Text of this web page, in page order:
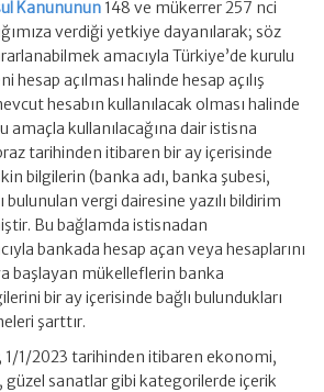
Kanununun 148 ve mükerrer 257 nci
verdiği yetkiye dayanılarak; söz
amacıyla Türkiye’de kurulu
hesap açılması halinde hesap açılış
hesabın kullanılacak olması halinde
amaçla kullanılacağına dair istisna
tarihinden itibaren bir ay içerisinde
bilgilerin (banka adı, banka şubesi,
bulunulan vergi dairesine yazılı bildirim
Bu bağlamda istisnadan
bankada hesap açan veya hesaplarını
başlayan mükelleflerin banka
bir ay içerisinde bağlı bulundukları
şarttır.
1/1/2023 tarihinden itibaren ekonomi,
sanatlar gibi kategorilerde içerik